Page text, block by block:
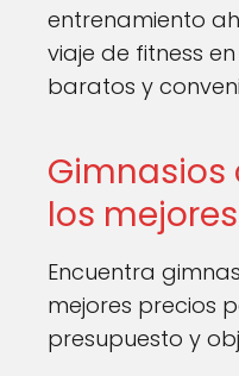
entrenamiento
viaje de fitness
baratos y
Gimnasios
los
Encuentra
mejores precios
presupuesto y